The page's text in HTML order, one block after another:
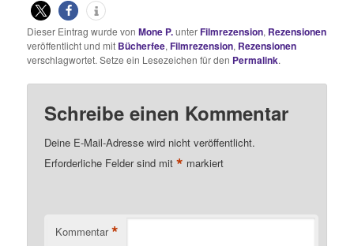
Dieser Eintrag wurde vonMone P.unterFilmrezension, Rezensionen
veröffentlicht und mit Bücherfee,Filmrezension, Rezensionen
verschlagwortet. Setze ein Lesezeichen für den Permalink.
Schreibe einen Kommentar
Deine E-Mail-Adresse wird nicht veröffentlicht.
Erforderliche Felder sind mit* markiert
Kommentar *